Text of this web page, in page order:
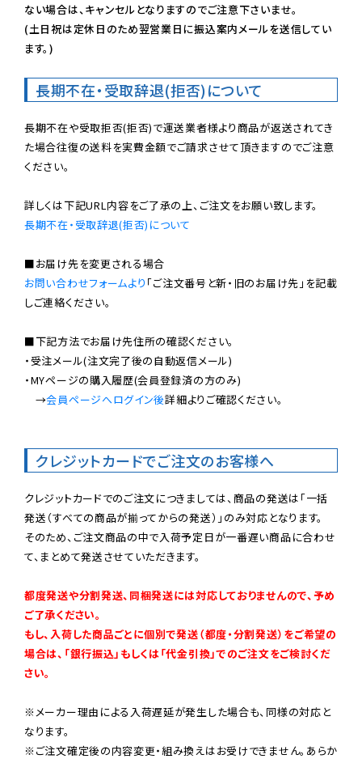
ない場合は、キャンセルとなりますのでご注意下さいませ。
(土日祝は定休日のため翌営業日に振込案内メールを送信してい
ます。)
長期不在・受取辞退(拒否)について
長期不在や受取拒否(拒否)で運送業者様より商品が返送されてき
た場合往復の送料を実費金額でご請求させて頂きますのでご注意
ください。
長期不在・受取辞退(拒否)について
お問い合わせフォームより 「ご注文番号と新・旧のお届け先」を記載
しご連絡ください。
■下記方法でお届け先住所の確認ください。
・受注メール(注文完了後の自動返信メール)
・MYページの購入履歴(会員登録済の方のみ)
→会員ページへログイン後詳細よりご確認ください。
クレジットカードでご注文のお客様へ
クレジットカードでのご注文につきましては、商品の発送は「一括
発送（すべての商品が揃ってからの発送）」のみ対応となります。
そのため、ご注文商品の中で入荷予定日が一番遅い商品に合わせ
て、まとめて発送させていただきます。
都度発送や分割発送、同梱発送には対応しておりませんので、予め
ご了承ください。
もし、入荷した商品ごとに個別で発送（都度・分割発送）をご希望の
場合は、「銀行振込」もしくは「代金引換」でのご注文をご検討くだ
さい。
※メーカー理由による入荷遅延が発生した場合も、同様の対応と
なります。
※ご注文確定後の内容変更・組み換えはお受けできません。あらか